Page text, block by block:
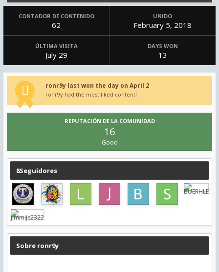
CONTADOR DE CONTENIDO
62
UNIDO
February 5, 2018
ÚLTIMA VISITA
July 29
DAYS WON
13
ronr9y last won the day on April 2
ronr9y had the most liked content!
REPUTACIÓN DE LA COMUNIDAD
16
Good
8Seguidores
Sobre ronr9y